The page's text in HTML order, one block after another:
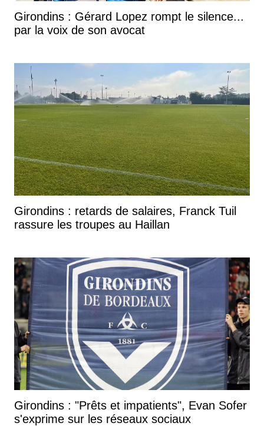
Girondins : Gérard Lopez rompt le silence...
par la voix de son avocat
Girondins : retards de salaires, Franck Tuil
rassure les troupes au Haillan
Girondins : "Prêts et impatients", Evan Sofer
s'exprime sur les réseaux sociaux